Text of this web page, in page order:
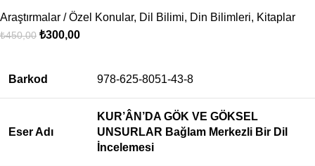
Araştırmalar / Özel Konular, Dil Bilimi, Din Bilimleri, Kitaplar
₺450,00 ₺300,00
Barkod 978-625-8051-43-8
Eser Adı
KUR’ÂN’DA GÖK VE GÖKSEL
UNSURLAR Bağlam Merkezli Bir Dil
İncelemesi